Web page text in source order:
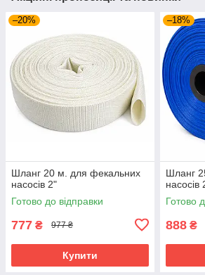
–20%
Шланг 20 м. для фекальних
насосів 2"
Готово до відправки
777 ₴ 977 ₴
Купити
–18%
Шланг
Готово
888 ₴